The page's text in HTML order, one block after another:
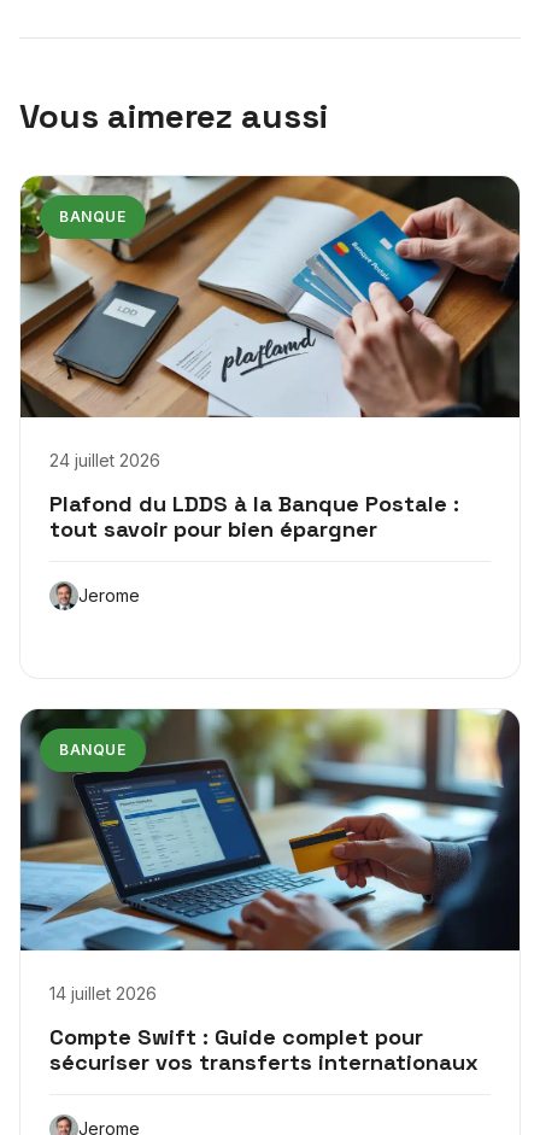
Vous aimerez aussi
BANQUE
24 juillet 2026
Plafond du LDDS à la Banque Postale :
tout savoir pour bien épargner
Jerome
BANQUE
14 juillet 2026
Compte Swift : Guide complet pour
sécuriser vos transferts internationaux
Jerome